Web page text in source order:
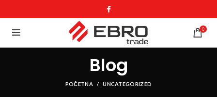
0
Blog
POČETNA UNCATEGORIZED